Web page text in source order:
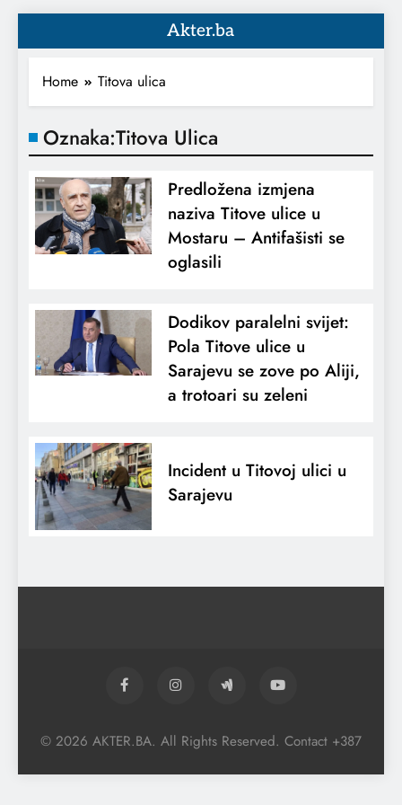
Akter.ba
Home Titova ulica
Oznaka:Titova Ulica
Predložena izmjena
naziva Titove ulice u
Mostaru – Antifašisti se
oglasili
Dodikov paralelni svijet:
Pola Titove ulice u
Sarajevu se zove po Aliji,
a trotoari su zeleni
Incident u Titovoj ulici u
Sarajevu
© 2026 AKTER.BA. All Rights Reserved. Contact +387